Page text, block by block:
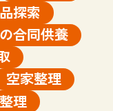
探索
合同供養
空家整理
理